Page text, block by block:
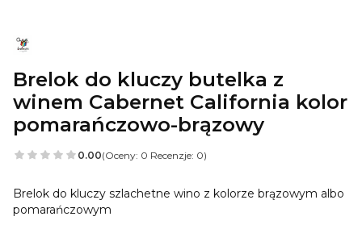
Brelok do kluczy butelka z
winem Cabernet California kolor
pomarańczowo-brązowy
0.00(Oceny: 0 Recenzje: 0)
Brelok do kluczy szlachetne wino z kolorze brązowym albo
pomarańczowym